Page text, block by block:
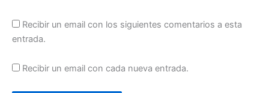
Recibir un email con los siguientes comentarios a esta
entrada.
Recibir un email con cada nueva entrada.